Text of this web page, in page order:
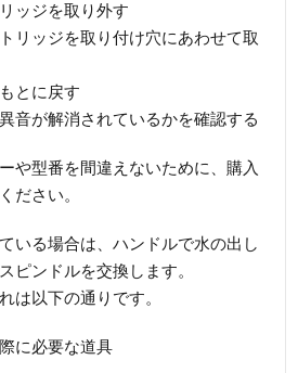
ッジを取り外す
リッジを取り付け穴にあわせて取
とに戻す
音が解消されているかを確認する
や型番を間違えないために、購入
ださい。
いる場合は、ハンドルで水の出し
ピンドルを交換します。
は以下の通りです。
に必要な道具